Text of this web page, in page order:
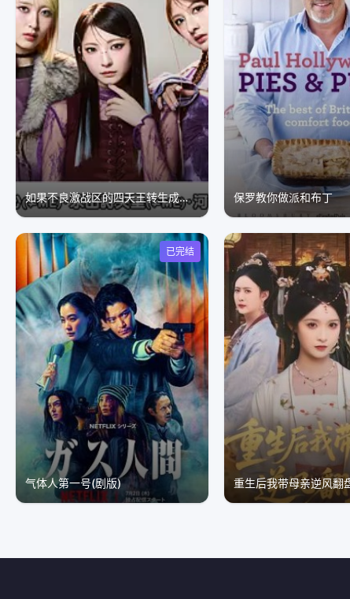
如果不良激战区的四天王转生成了偶像团体？ 保罗教你做派和布丁
已完结
气体人第一号(剧版) 重生后我带母亲逆风翻